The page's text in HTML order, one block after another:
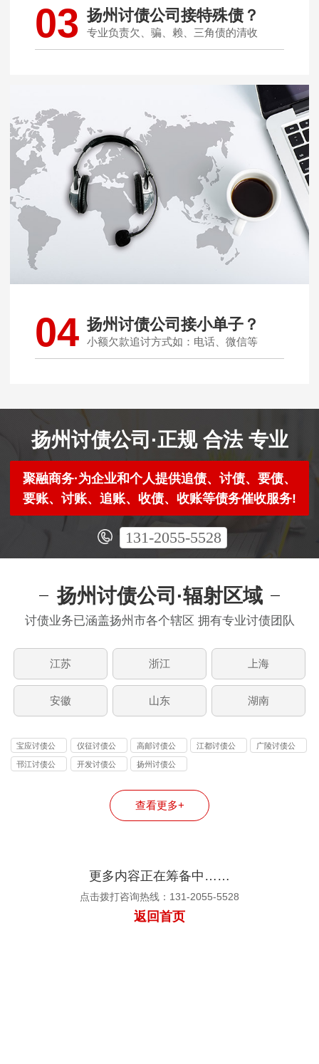
03 扬州讨债公司接特殊债？
专业负责欠、骗、赖、三角债的清收
04 扬州讨债公司接小单子？
小额欠款追讨方式如：电话、微信等
扬州讨债公司·正规 合法 专业
聚融商务·为企业和个人提供追债、讨债、要债、
要账、讨账、追账、收债、收账等债务催收服务!
131-2055-5528
扬州讨债公司·辐射区域
讨债业务已涵盖扬州市各个辖区 拥有专业讨债团队
江苏 浙江 上海
安徽 山东 湖南
宝应讨债公
司
仪征讨债公
司
高邮讨债公
司
江都讨债公
广陵讨债公
邗江讨债公
开发讨债公
扬州讨债公
查看更多+
更多内容正在筹备中……
点击拨打咨询热线：131-2055-5528
返回首页